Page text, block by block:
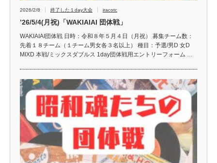
2026/2/8 終了した１day大会 iracotc
’26/5/4(月祝)「WAKIAIAI 団体戦」
WAKIAIAI団体戦 日時：令和８年５月４日（月祝） 募集チーム数：
先着１８チーム（１チーム男女各３名以上） 種目：予選/男D 女D
MIXD 本戦/ミックスダブルス 1day団体戦用エントリーフォーム …